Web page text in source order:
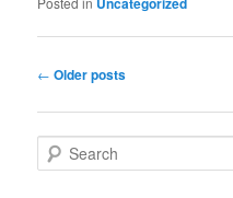
Post
← Older posts
e